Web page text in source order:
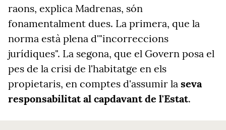
raons, explica Madrenas, són
fonamentalment dues. La primera, que la
norma està plena d'"incorreccions
jurídiques". La segona, que el Govern posa el
pes de la crisi de l'habitatge en els
propietaris, en comptes d'assumir la seva
responsabilitat al capdavant de l'Estat.